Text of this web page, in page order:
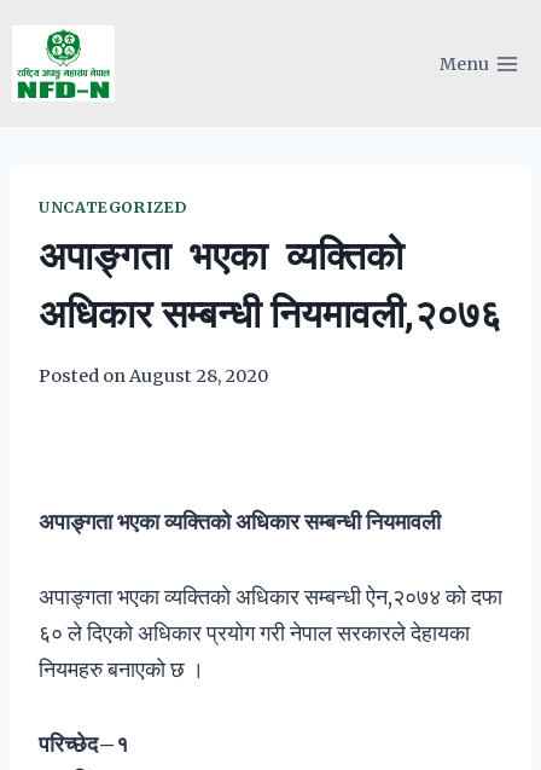
content
Menu
UNCATEGORIZED
अपाङ्गता भएका व्यक्तिको
अधिकार सम्बन्धी नियमावली,२०७६
Posted onAugust 28, 2020
अपाङ्गता भएका व्यक्तिको अधिकार सम्बन्धी नियमावली
अपाङ्गता भएका व्यक्तिको अधिकार सम्बन्धी ऐन,२०७४ को दफा
६० ले दिएको अधिकार प्रयोग गरी नेपाल सरकारले देहायका
नियमहरु बनाएको छ ।
परिच्छेद–१